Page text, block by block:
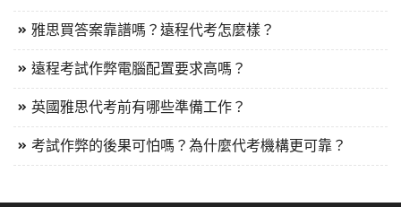
雅思買答案靠譜嗎？遠程代考怎麼樣？
遠程考試作弊電腦配置要求高嗎？
英國雅思代考前有哪些準備工作？
考試作弊的後果可怕嗎？為什麼代考機構更可靠？